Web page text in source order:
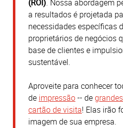
(ROI). Nossa abordagem
a resultados é projetada
necessidades específicas
proprietários de negócios
base de clientes e
sustentável.
Aproveite para conhecer
de impressão-- de
cartão de visita! Elas irão
imagem de sua empresa.